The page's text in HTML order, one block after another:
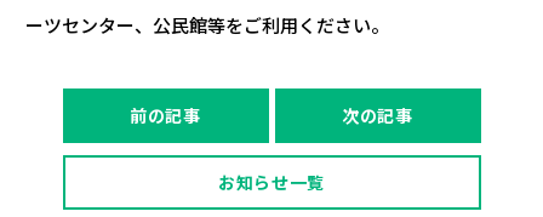
ーツセンター、公民館等をご利用ください。
前の記事
お知らせ一覧
次の記事